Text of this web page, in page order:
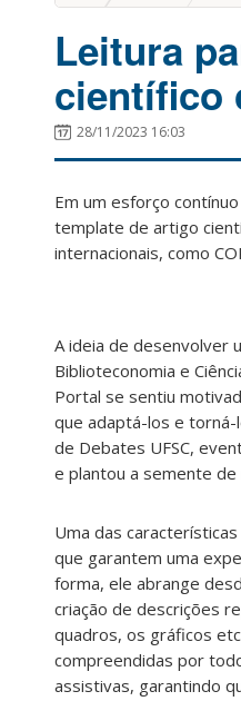
Leitura
científico
28/11/2023 16:03
Em um esforço
template de artigo
internacionais, como
A ideia de desenvolver
Biblioteconomia e
Portal se sentiu
que adaptá-los e
de Debates UFSC,
e plantou a semente de
Uma das
que garantem uma
forma, ele abrange
criação de descrições
quadros, os gráficos
compreendidas por
assistivas, garantindo